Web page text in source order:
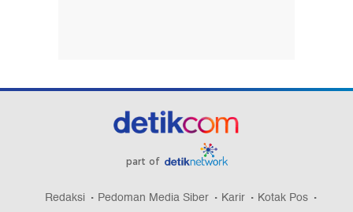
part of
Redaksi Pedoman Media Siber Karir
Kotak Pos